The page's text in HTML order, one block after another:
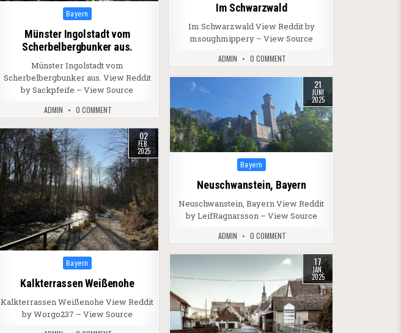
Posted in
Bayern
Münster Ingolstadt vom
Scherbelbergbunker aus.
Münster Ingolstadt vom
Scherbelbergbunker aus. View Reddit
by Sackpfeife – View Source
ADMIN 0 COMMENT
Im Schwarzwald
Im Schwarzwald View Reddit by
msoughmippery – View Source
ADMIN 0 COMMENT
21
JUNI
2025
Posted in
Bayern
Neuschwanstein, Bayern
Neuschwanstein, Bayern View Reddit
by LeifRagnarsson – View Source
ADMIN 0 COMMENT
02
FEB.
2025
Posted in
Bayern
Kalkterrassen Weißenohe
Kalkterrassen Weißenohe View Reddit
by Worgo237 – View Source
17
JAN.
2025